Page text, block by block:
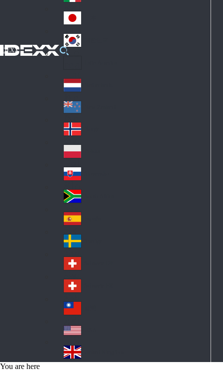
IDEXX
an
y
Ital
y
Jap
an
Ko
Lat
in
A
me
ric
a
Ne
the
rla
nd
s
Ne
w
Ze
ala
nd
No
rw
ay
Pol
an
d
Slo
va
kia
So
uth
Af
ric
a
Sp
ain
Sw
ed
en
Sw
itz
erl
an
d
Sw
itz
erl
an
d
wa
n
A
Un
You are here